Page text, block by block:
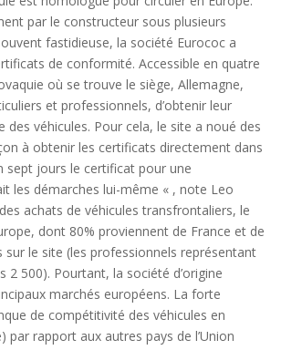
par le constructeur sous plusieurs
fastidieuse, la société Eurococ a
de conformité. Accessible en quatre
où se trouve le siège, Allemagne,
et professionnels, d’obtenir leur
véhicules. Pour cela, le site a noué des
à obtenir les certificats directement dans
sept jours le certificat pour une
les démarches lui-même « , note Leo
achats de véhicules transfrontaliers, le
dont 80% proviennent de France et de
sur le site (les professionnels représentant
500). Pourtant, la société d’origine
marchés européens. La forte
de compétitivité des véhicules en
par rapport aux autres pays de l’Union